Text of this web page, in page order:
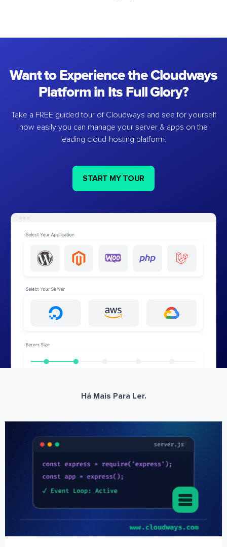
Want to Experience the Cloudways
Platform in Its Full Glory?
Take a FREE guided tour of Cloudways and see for yourself
how easily you can manage your server & apps on the
leading cloud-hosting platform.
START MY TOUR
Há Mais Para Ler.